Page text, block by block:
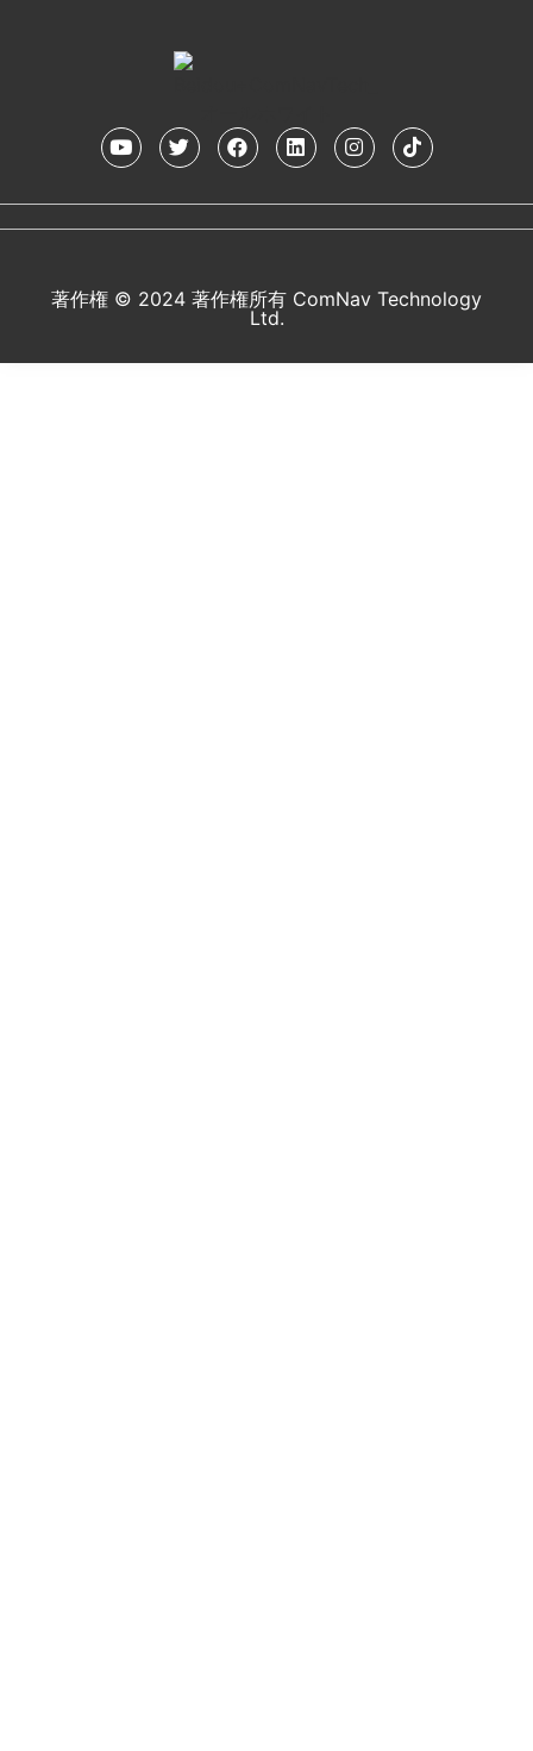
著作権 © 2024 著作権所有 ComNav Technology
Ltd.